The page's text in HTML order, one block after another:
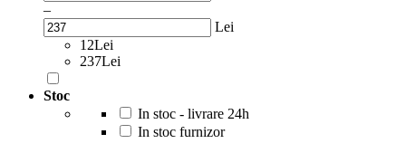
–
Lei
12Lei
237Lei
Stoc
In stoc - livrare 24h
In stoc furnizor